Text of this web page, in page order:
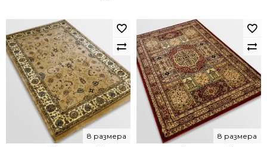
8 размера 8 размера